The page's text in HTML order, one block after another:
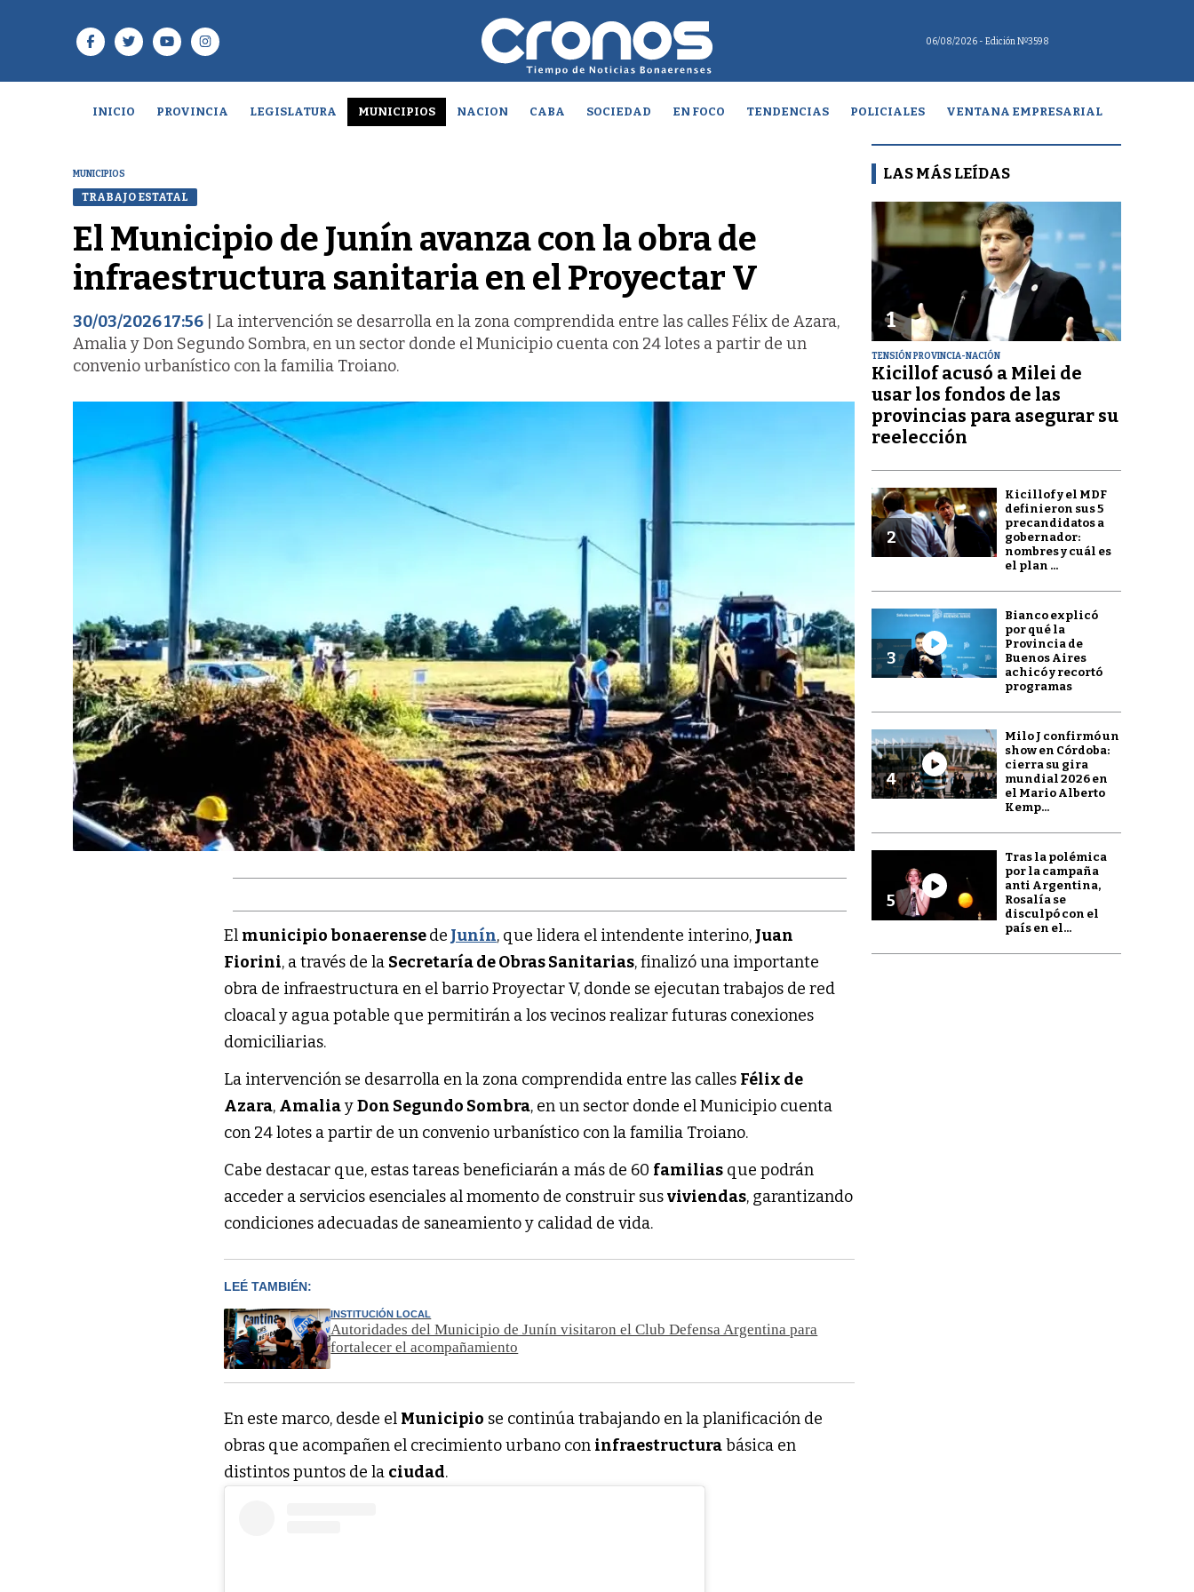
06/08/2026 - Edición Nº3598
INICIO PROVINCIA LEGISLATURA MUNICIPIOS NACION CABA SOCIEDAD EN FOCO TENDENCIAS POLICIALES VENTANA EMPRESARIAL
MUNICIPIOS
TRABAJO ESTATAL
El Municipio de Junín avanza con la obra de
infraestructura sanitaria en el Proyectar V
30/03/2026 17:56 | La intervención se desarrolla en la zona comprendida entre las calles Félix de Azara,
Amalia y Don Segundo Sombra, en un sector donde el Municipio cuenta con 24 lotes a partir de un
convenio urbanístico con la familia Troiano.
El municipio bonaerensede Junín, que lidera el intendente interino, Juan
Fiorini, a través de la Secretaría de Obras Sanitarias, finalizó una importante
obra de infraestructura en el barrio Proyectar V, donde se ejecutan trabajos de red
cloacal y agua potable que permitirán a los vecinos realizar futuras conexiones
domiciliarias.
La intervención se desarrolla en la zona comprendida entre las calles Félix de
Azara, AmaliayDon Segundo Sombra, en un sector donde el Municipio cuenta
con 24 lotes a partir de un convenio urbanístico con la familia Troiano.
Cabe destacar que, estas tareas beneficiarán a más de 60 familias que podrán
acceder a servicios esenciales al momento de construir susviviendas, garantizando
condiciones adecuadas de saneamiento y calidad de vida.
LEÉ TAMBIÉN:
INSTITUCIÓN LOCAL
Autoridades del Municipio de Junín visitaron el Club Defensa Argentina para
fortalecer el acompañamiento
En este marco, desde el Municipio se continúa trabajando en la planificación de
obras que acompañen el crecimiento urbano con infraestructurabásica en
distintos puntos de la ciudad.
LAS MÁS LEÍDAS
1
TENSIÓN PROVINCIA-NACIÓN
Kicillof acusó a Milei de
usar los fondos de las
provincias para asegurar su
reelección
2
Kicillof y el MDF
definieron sus 5
precandidatos a
gobernador:
nombres y cuál es
el plan ...
3
Bianco explicó
por qué la
Provincia de
Buenos Aires
achicó y recortó
programas
4
Milo J confirmó un
show en Córdoba:
cierra su gira
mundial 2026 en
el Mario Alberto
Kemp...
5
Tras la polémica
por la campaña
anti Argentina,
Rosalía se
disculpó con el
país en el...